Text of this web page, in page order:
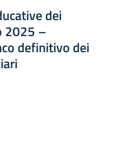
dei
2025 –
definitivo dei